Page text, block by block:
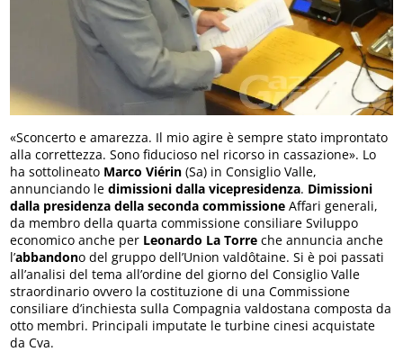
«Sconcerto e amarezza. Il mio agire è sempre stato improntato
alla correttezza. Sono fiducioso nel ricorso in cassazione». Lo
ha sottolineato Marco Viérin (Sa) in Consiglio Valle,
annunciando le dimissioni dalla vicepresidenza. Dimissioni
dalla presidenza della seconda commissione Affari generali,
da membro della quarta commissione consiliare Sviluppo
economico anche per Leonardo La Torre che annuncia anche
l’abbandono del gruppo dell’Union valdôtaine. Si è poi passati
all’analisi del tema all’ordine del giorno del Consiglio Valle
straordinario ovvero la costituzione di una Commissione
consiliare d’inchiesta sulla Compagnia valdostana composta da
otto membri. Principali imputate le turbine cinesi acquistate
da Cva.